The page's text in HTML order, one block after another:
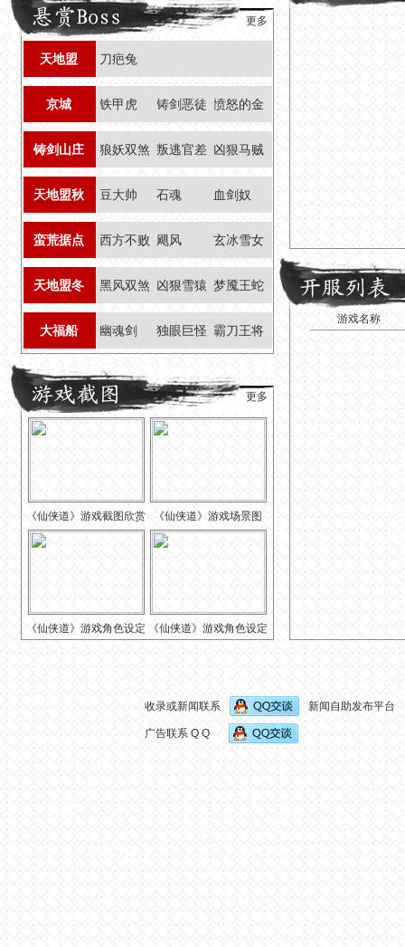
更多
天地盟 刀疤兔
京城 铁甲虎 铸剑恶徒 愤怒的金
蟾王
铸剑山庄
狼妖双煞 叛逃官差 凶狠马贼
天地盟秋 豆大帅 石魂 血剑奴
蛮荒据点 西方不败 飓风 玄冰雪女
天地盟冬 黑风双煞 凶狠雪猿 梦魇王蛇
大福船 幽魂剑 独眼巨怪 霸刀王将
更多
《仙侠道》游戏截图欣赏 《仙侠道》游戏场景图
《仙侠道》游戏角色设定
《仙侠道》游戏角色设定
游戏名称
收录或新闻联系 新闻自助发布平台
广告联系 Q Q